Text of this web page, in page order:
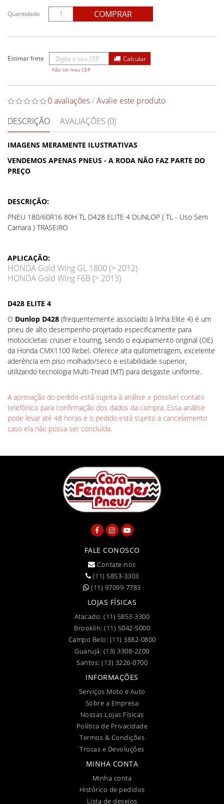
Quantidade COMPRAR
Não sei meu CEP
0 avaliações/Avalie este produto
DESCRIÇÃO
AVALIAÇÕES (0)
IMAGENS MERAMENTE ILUSTRATIVAS
VENDEMOS APENAS PNEUS - A RODA NÃO FAZ PARTE DO
PREÇO
DESCRIÇÃO:
PNEU 180/60R16 80H TL D428 ELITE 4 DUNLOP ( TL - Uso Sem
Camara ) TRASEIRO
APLICAÇÃO:
HONDA Gold Wing GL 1800 (> 2012)
HONDA Gold Wing F6B (> 2013)
D428 ELITE 4
O Dunlop D428 (frequentemente associado à linha Elite 4) é um
pneu de alto desempenho projetado especificamente para
motocicletas cruiser e touring, sendo o equipamento original (OE)
da Honda CMX1100 Rebel. Oferece alta quilometragem, excelente
aderência em piso molhado/seco e estabilidade superior,
utilizando tecnologia Multi-Tread (MT) para desgaste uniforme.
A aprovação do pedido está sujeita à análise e possível contato
telefônico para confirmação dos dados da compra. Essa análise
pode levar até 48 horas e o pedido está sujeito a cancelamento
caso ela não possa ser concluída.
FALE CONOSCO
Contate-nos
(11) 5853-3303
(11) 97099-7783
LOJAS FÍSICAS
Atacado:(11) 5853-3300
Brooklin: (11) 5042-5000
Campo Belo: (11) 3882-0800
Guarujá: (13) 3308-2200
Santos: (13) 3226-0700
INFORMAÇÕES
Serviços Moto e Auto
Sobre a Empresa
Nossas Lojas Físicas
Política de Privacidade
Termos & Condições
Trocas e Devoluções
MINHA CONTA
Minha conta
Histórico de pedidos
Lista de desejos